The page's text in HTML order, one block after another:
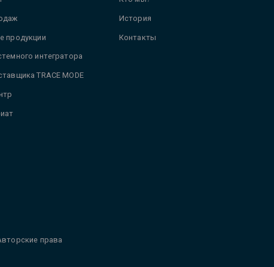
продукции
интегратора
TRACE MODE
История
Контакты
права